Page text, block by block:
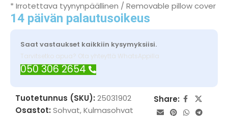
* Irrotettava tyynynpäällinen / Removable pillow cover
14 päivän palautusoikeus
Saat vastaukset kaikkiin kysymyksiisi.
Tarvitsetko apua? Ota yhteyttä WhatsAppilla
050 306 2654
Tuotetunnus (SKU): 25031902
Osastot: Sohvat,Kulmasohvat
Share: